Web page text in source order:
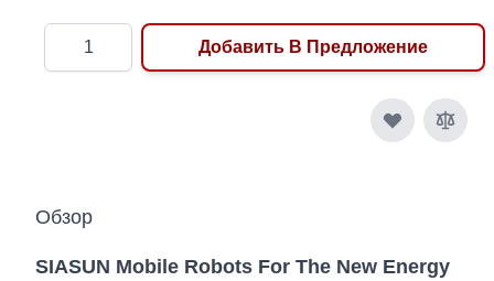
Добавить В Предложение
Обзор
SIASUN Mobile Robots For The New Energy